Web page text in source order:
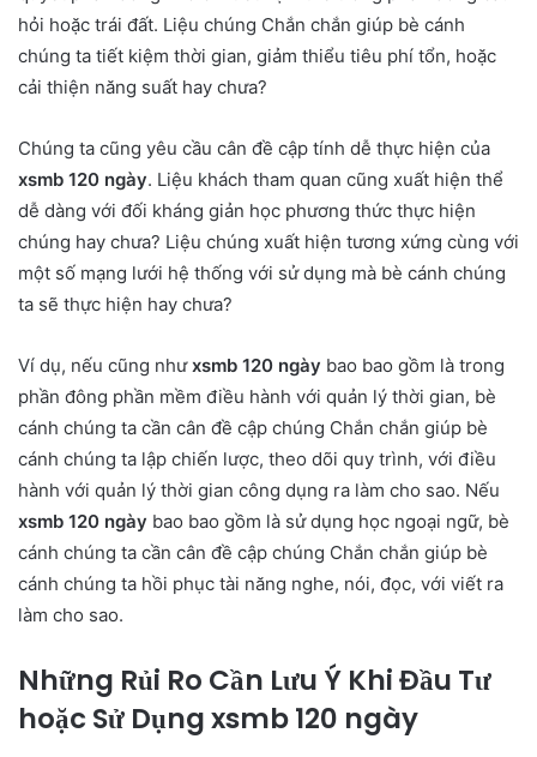
hỏi hoặc trái đất. Liệu chúng Chắn chắn giúp bè cánh
chúng ta tiết kiệm thời gian, giảm thiểu tiêu phí tổn, hoặc
cải thiện năng suất hay chưa?
Chúng ta cũng yêu cầu cân đề cập tính dễ thực hiện của
xsmb 120 ngày. Liệu khách tham quan cũng xuất hiện thể
dễ dàng với đối kháng giản học phương thức thực hiện
chúng hay chưa? Liệu chúng xuất hiện tương xứng cùng với
một số mạng lưới hệ thống với sử dụng mà bè cánh chúng
ta sẽ thực hiện hay chưa?
Ví dụ, nếu cũng nhưxsmb 120 ngày bao bao gồm là trong
phần đông phần mềm điều hành với quản lý thời gian, bè
cánh chúng ta cần cân đề cập chúng Chắn chắn giúp bè
cánh chúng ta lập chiến lược, theo dõi quy trình, với điều
hành với quản lý thời gian công dụng ra làm cho sao. Nếu
xsmb 120 ngày bao bao gồm là sử dụng học ngoại ngữ, bè
cánh chúng ta cần cân đề cập chúng Chắn chắn giúp bè
cánh chúng ta hồi phục tài năng nghe, nói, đọc, với viết ra
làm cho sao.
Những Rủi Ro Cần Lưu Ý Khi Đầu Tư
hoặc Sử Dụng xsmb 120 ngày